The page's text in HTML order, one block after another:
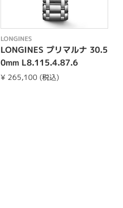
LONGINES
LONGINES プリマルナ 30.5
0mm L8.115.4.87.6
¥ 265,100 (税込)